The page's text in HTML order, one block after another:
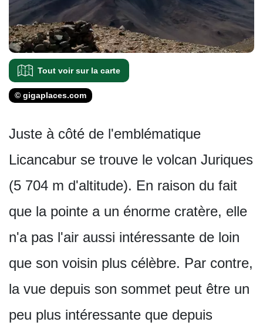
Tout voir sur la carte
© gigaplaces.com
Juste à côté de l'emblématique
Licancabur se trouve le volcan Juriques
(5 704 m d'altitude). En raison du fait
que la pointe a un énorme cratère, elle
n'a pas l'air aussi intéressante de loin
que son voisin plus célèbre. Par contre,
la vue depuis son sommet peut être un
peu plus intéressante que depuis